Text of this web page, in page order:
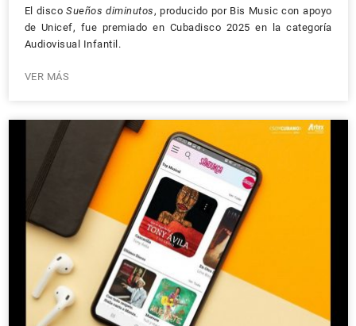
El discoSueños diminutos , producido por Bis Music con apoyo
de Unicef, fue premiado en Cubadisco 2025 en la categoría
Audiovisual Infantil.
VER MÁS